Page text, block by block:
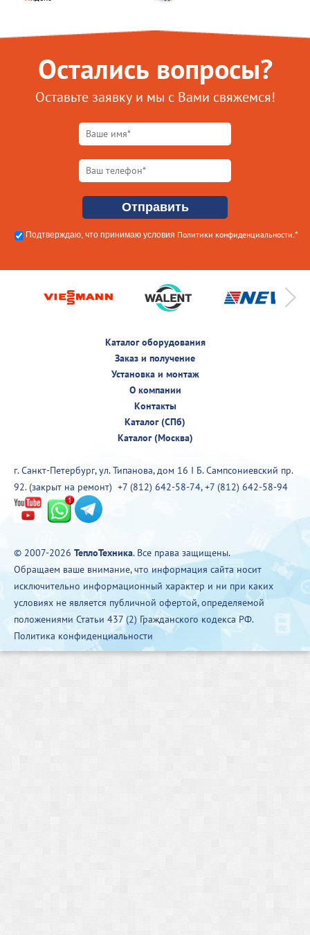
Остались вопросы?
Оставьте заявку и мы с Вами свяжемся!
Подтверждаю, что принимаю условия Политики конфиденциальности.*
Каталог оборудования
Заказ и получение
Установка и монтаж
О компании
Контакты
Каталог (СПб)
Каталог (Москва)
г. Санкт-Петербург, ул. Типанова, дом 16 I Б. Сампсониевский пр.
92. (закрыт на ремонт) +7 (812) 642-58-74,+7 (812) 642-58-94
© 2007-2026 ТеплоТехника. Все права защищены.
Обращаем ваше внимание, что информация сайта носит
исключительно информационный характер и ни при каких
условиях не является публичной офертой, определяемой
положениями Статьи 437 (2) Гражданского кодекса РФ.
Политика конфиденциальности